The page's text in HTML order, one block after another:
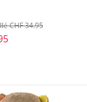
CHF 34.95